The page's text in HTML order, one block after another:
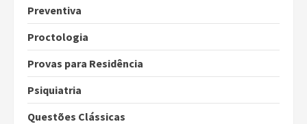
Preventiva
Proctologia
Provas para Residência
Psiquiatria
Questões Clássicas